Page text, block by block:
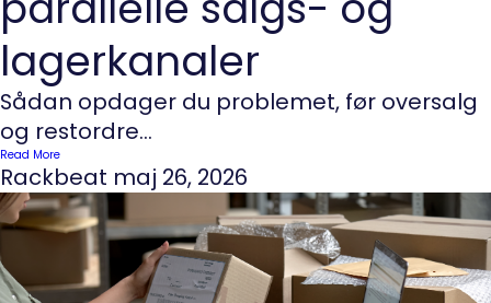
lagerkanaler
Sådan opdager du problemet, før oversalg
og restordre...
Read More
Rackbeat maj 26, 2026